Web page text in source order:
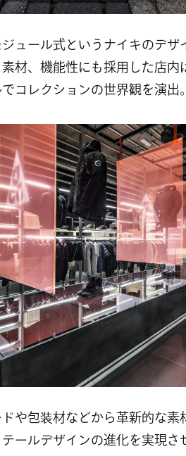
ュール式というナイキのデザ
材、機能性にも採用した店内
コレクションの世界観を演出。
や包装材などから革新的な
ールデザインの進化を実現さ